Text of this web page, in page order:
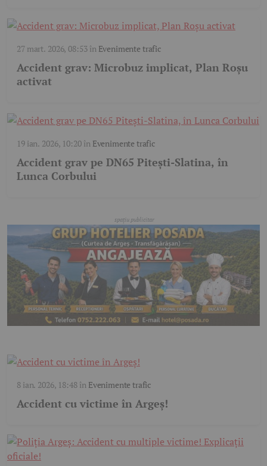
27 mart. 2026, 08:53în Evenimente trafic
Accident grav: Microbuz implicat, Plan Roșu
activat
19 ian. 2026, 10:20în Evenimente trafic
Accident grav pe DN65 Pitești-Slatina, în
Lunca Corbului
8 ian. 2026, 18:48în Evenimente trafic
Accident cu victime în Argeș!